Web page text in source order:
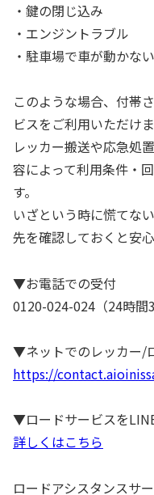
・鍵の閉じ込み
・エンジントラブル
・駐車場で車が動かない
このような場合、付帯
ビスをご利用いただけま
レッカー搬送や応急処
容によって利用条件・
す。
いざという時に慌てな
先を確認しておくと安心
▼お電話での受付
0120-024-024（24時間
▼ネットでのレッカー/
https://
▼ロードサービスを
詳しくはこちら
ロードアシスタンスサ